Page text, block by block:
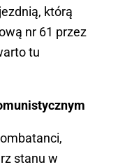
którą
nr 61 przez
tu
stanu w